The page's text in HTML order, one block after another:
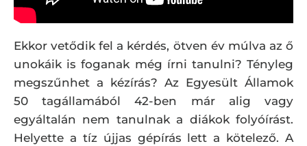
Ekkor vetődik fel a kérdés, ötven év múlva az ő
unokáik is foganak még írni tanulni? Tényleg
megszűnhet a kézírás? Az Egyesült Államok
50 tagállamából 42-ben már alig vagy
egyáltalán nem tanulnak a diákok folyóírást.
Helyette a tíz újjas gépírás lett a kötelező. A